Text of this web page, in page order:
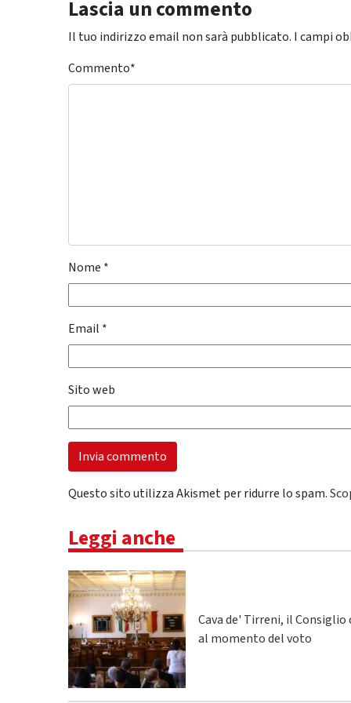
Lascia un commento
Il tuo indirizzo email non sarà pubblicato. I campi
Commento*
Nome *
Email *
Sito web
Questo sito utilizza Akismet per ridurre lo spam.
Leggi anche
Cava de' Tirreni, il
al momento del voto